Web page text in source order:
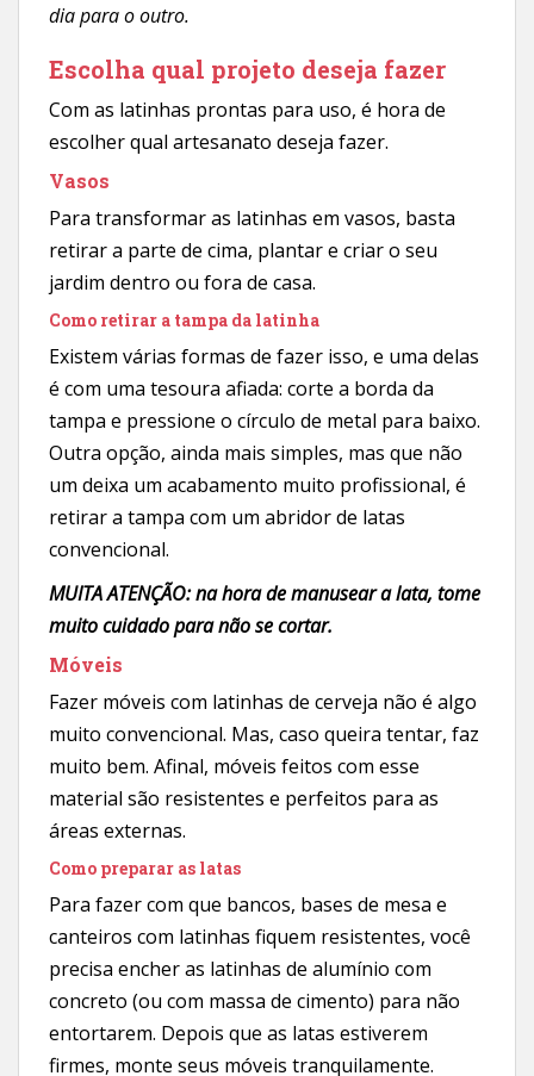
dia para o outro.
Escolha qual projeto deseja fazer
Com as latinhas prontas para uso, é hora de
escolher qual artesanato deseja fazer.
Vasos
Para transformar as latinhas em vasos, basta
retirar a parte de cima, plantar e criar o seu
jardim dentro ou fora de casa.
Como retirar a tampa da latinha
Existem várias formas de fazer isso, e uma delas
é com uma tesoura afiada: corte a borda da
tampa e pressione o círculo de metal para baixo.
Outra opção, ainda mais simples, mas que não
um deixa um acabamento muito profissional, é
retirar a tampa com um abridor de latas
convencional.
MUITA ATENÇÃO: na hora de manusear a lata, tome
muito cuidado para não se cortar.
Móveis
Fazer móveis com latinhas de cerveja não é algo
muito convencional. Mas, caso queira tentar, faz
muito bem. Afinal, móveis feitos com esse
material são resistentes e perfeitos para as
áreas externas.
Como preparar as latas
Para fazer com que bancos, bases de mesa e
canteiros com latinhas fiquem resistentes, você
precisa encher as latinhas de alumínio com
concreto (ou com massa de cimento) para não
entortarem. Depois que as latas estiverem
firmes, monte seus móveis tranquilamente.